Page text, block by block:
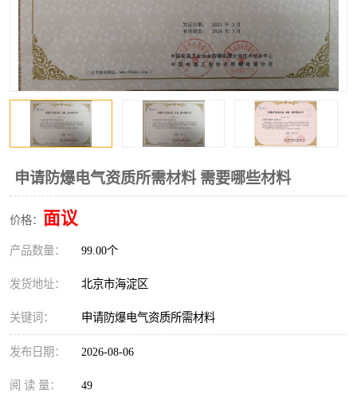
申请防爆电气资质所需材料 需要哪些材料
价格： 面议
产品数量： 99.00个
发货地址： 北京市海淀区
关键词： 申请防爆电气资质所需材料
发布日期： 2026-08-06
阅 读 量： 49